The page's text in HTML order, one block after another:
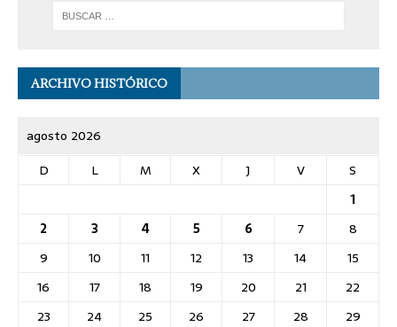
ARCHIVO HISTÓRICO
agosto 2026
D
L M X J V
S
1
2
3 4 5 6 7
8
9
10 11 12 13 14
15
16
17 18 19 20 21
22
23
24 25 26 27 28
29